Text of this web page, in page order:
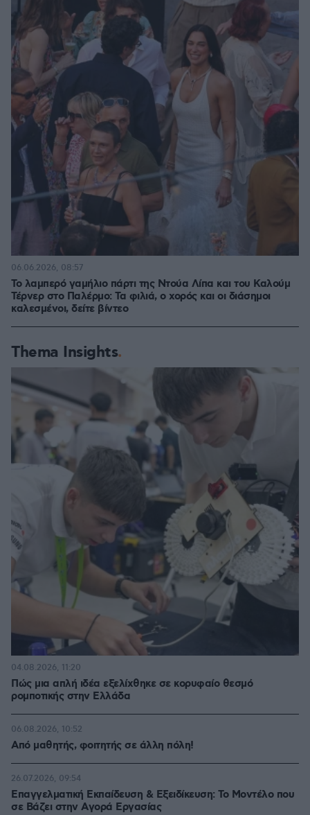
Το λαμπερό γαμήλιο πάρτι της Ντούα Λίπα και του Καλούμ
Τέρνερ στο Παλέρμο: Τα φιλιά, ο χορός και οι διάσημοι
καλεσμένοι, δείτε βίντεο
06.06.2026, 08:57
Thema Insights
Πώς μια απλή ιδέα εξελίχθηκε σε κορυφαίο θεσμό
ρομποτικής στην Ελλάδα
04.08.2026, 11:20
Από μαθητής, φοιτητής σε άλλη πόλη!
06.08.2026, 10:52
Επαγγελματική Εκπαίδευση & Εξειδίκευση: Το Mοντέλο που
σε Bάζει στην Aγορά Eργασίας
26.07.2026, 09:54